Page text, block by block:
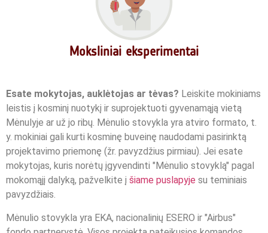
Moksliniai eksperimentai
Esate mokytojas, auklėtojas ar tėvas? Leiskite mokiniams
leistis į kosminį nuotykį ir suprojektuoti gyvenamąją vietą
Mėnulyje ar už jo ribų. Mėnulio stovykla yra atviro formato, t.
y. mokiniai gali kurti kosminę buveinę naudodami pasirinktą
projektavimo priemonę (žr. pavyzdžius pirmiau). Jei esate
mokytojas, kuris norėtų įgyvendinti "Mėnulio stovyklą" pagal
mokomąjį dalyką, pažvelkite į šiame puslapyje su teminiais
pavyzdžiais.
Mėnulio stovykla yra EKA, nacionalinių ESERO ir "Airbus"